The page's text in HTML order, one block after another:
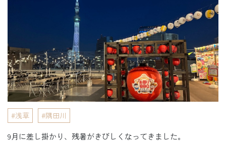
浅草 隅田川
9月に差し掛かり、残暑がきびしくなってきました。